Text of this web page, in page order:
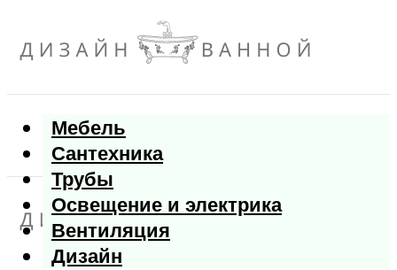
Мебель
Сантехника
Трубы
Освещение и электрика
Вентиляция
Дизайн